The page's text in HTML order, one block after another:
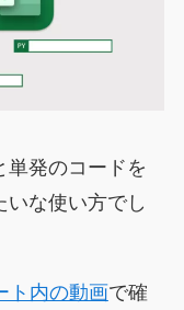
単発のコードを
いな使い方でし
ト内の動画で確